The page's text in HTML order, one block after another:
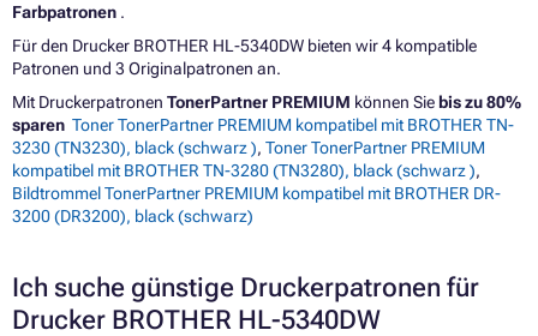
Farbpatronen .
Für den Drucker BROTHER HL-5340DW bieten wir 4 kompatible
Patronen und 3 Originalpatronen an.
Mit Druckerpatronen TonerPartner PREMIUM können Sie bis zu 80%
sparen Toner TonerPartner PREMIUM kompatibel mit BROTHER TN-
3230 (TN3230), black (schwarz ), Toner TonerPartner PREMIUM
kompatibel mit BROTHER TN-3280 (TN3280), black (schwarz ),
Bildtrommel TonerPartner PREMIUM kompatibel mit BROTHER DR-
3200 (DR3200), black (schwarz)
Ich suche günstige Druckerpatronen für
Drucker BROTHER HL-5340DW